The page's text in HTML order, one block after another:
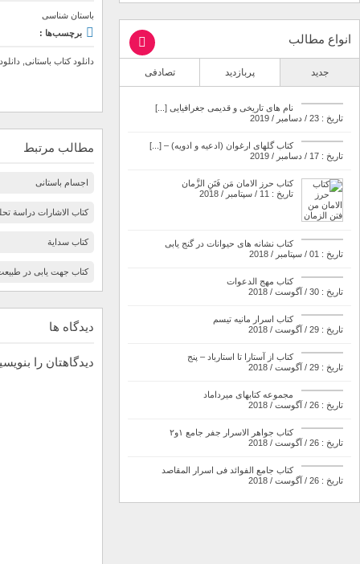
باستان شناسی
برچسب‌ها :
دانلود کتاب باستانی
مطالب مرتبط
اجسام باستانی
کتاب الاشارات دراسة
کتاب سداية
کتاب جهت یابی در
دیدگاه ها
دیدگاهتان را
انواع مطالب
جدید پربازدید تصادفی
نام های تاریخی و قدیمی جغرافیایی [...]
تاریخ : 23 / دسامبر / 2019
کتاب گلهای ارغوان (ادعیه و ادویه) – [...]
تاریخ : 17 / دسامبر / 2019
کتاب حرز الامان مَن فَتَنِ الزَّمان
تاریخ : 11 / سپتامبر / 2018
کتاب نشانه های حیوانات در گنج یابی
تاریخ : 01 / سپتامبر / 2018
کتاب مهج الدعوات
تاریخ : 30 / آگوست / 2018
کتاب اسرار مانیه تیسم
تاریخ : 29 / آگوست / 2018
کتاب از آستارا تا استارباد – پنج
تاریخ : 29 / آگوست / 2018
مجموعه کتابهای میرداماد
تاریخ : 26 / آگوست / 2018
کتاب جواهر الاسرار جفر جامع ۱و۲
تاریخ : 26 / آگوست / 2018
کتاب جامع الفوائد فی اسرار المقاصد
تاریخ : 26 / آگوست / 2018